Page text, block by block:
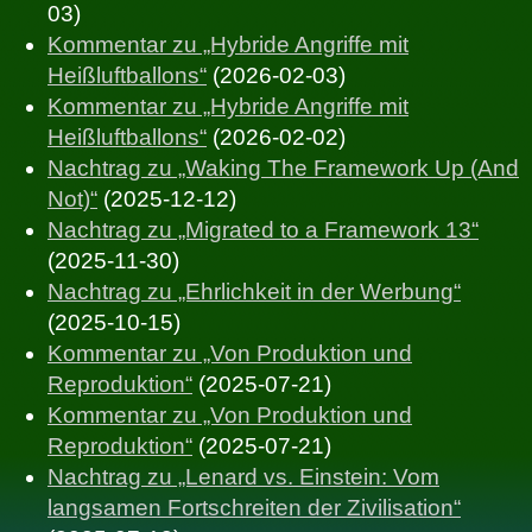
seiner Reinigung von Shakespeares (in der
Hinsicht ohnehin für die Periode recht
zahmen) Werken von Kraftausdrücken das
Wort „bowdlerise“ geprägt hat, hat sein
Hauptwerk 1818 und mithin ein Jahr vor
Victorias Geburt vorgelegt.
Wochen dann und wann zu posten.
Mal sehen.
Derweil, Gedanke des Tages: In der taz von
heute steht, dass Nico Semsrott aus der
PARTEI ausgetreten ist (oder austreten
will), weil Martin Sonneborn ein T-Shirt mit
„Au Widelsehen, Amelika“ getragen hatte
und auf die Kritik offenbar unpassend
reagiert hat. Auch das war eine Erinnerung
an meine Zeiten beim UNiMUT, denn 1994
habe ich für einen ziemlich ähnlichen Witz
auch ordentlich Kritik eingefangen: Ein
Artikel über die Verleihung eines
„Landeslehrpreises“bediente die gleichen
Klischees. Wer den Artikel liest, mag
verstehen, wie wir damals darauf
03)
Kommentar zu „Hybride Angriffe mit
Heißluftballons“ (2026-02-03)
Kommentar zu „Hybride Angriffe mit
Heißluftballons“ (2026-02-02)
Nachtrag zu „Waking The Framework Up (And
Not)“ (2025-12-12)
Nachtrag zu „Migrated to a Framework 13“
(2025-11-30)
Nachtrag zu „Ehrlichkeit in der Werbung“
(2025-10-15)
Kommentar zu „Von Produktion und
Reproduktion“ (2025-07-21)
Kommentar zu „Von Produktion und
Reproduktion“ (2025-07-21)
Nachtrag zu „Lenard vs. Einstein: Vom
langsamen Fortschreiten der Zivilisation“